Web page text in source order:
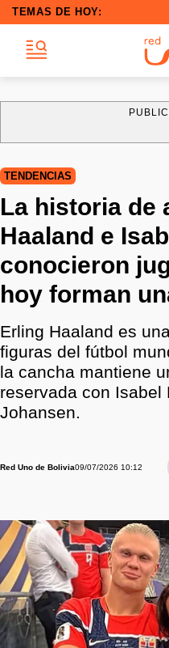
TEMAS DE HOY:
TENDENCIAS
La historia de
Haaland e
conocieron
hoy forman
Erling Haaland es
figuras del fútbol
la cancha mantiene
reservada con Isabel
Johansen.
Red Uno de Bolivia09/07/2026 10:12